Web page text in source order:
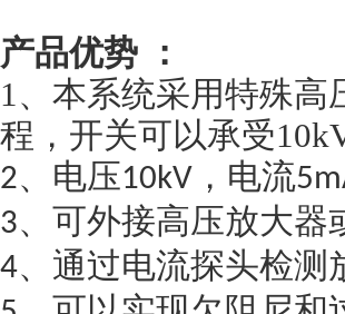
产品优势 ：
1、本系统采用特殊
程，开关可以承受
2、电压10kV ，电流
3、可外接高压放大器
4、通过电流探头检测